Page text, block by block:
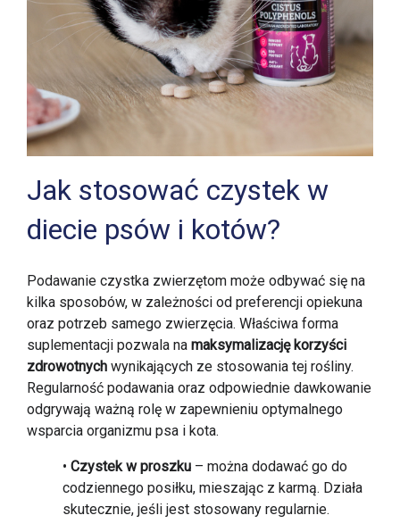
Jak stosować czystek w
diecie psów i kotów?
Podawanie czystka zwierzętom może odbywać się na
kilka sposobów, w zależności od preferencji opiekuna
oraz potrzeb samego zwierzęcia. Właściwa forma
suplementacji pozwala na maksymalizację korzyści
zdrowotnych wynikających ze stosowania tej rośliny.
Regularność podawania oraz odpowiednie dawkowanie
odgrywają ważną rolę w zapewnieniu optymalnego
wsparcia organizmu psa i kota.
• Czystek w proszku – można dodawać go do
codziennego posiłku, mieszając z karmą. Działa
skutecznie, jeśli jest stosowany regularnie.